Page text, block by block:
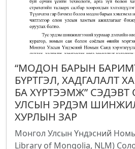
“МОДОН БАРЫН
БҮРТГЭЛ, ХАДГАЛАЛТ
БА ХҮРТЭЭМЖ”
УЛСЫН ЭРДЭМ
ХУРЛЫН ЗАР
Монгол Улсын Үндэсний
Library of Mongolia, NLM)